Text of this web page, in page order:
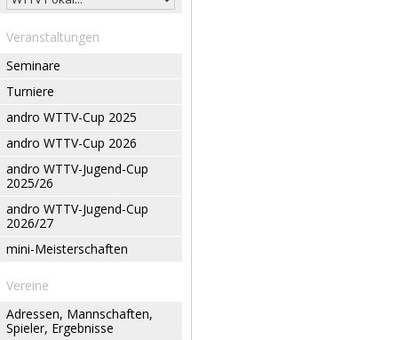
Veranstaltungen
Seminare
Turniere
andro WTTV-Cup 2025
andro WTTV-Cup 2026
andro WTTV-Jugend-Cup
2025/26
andro WTTV-Jugend-Cup
2026/27
mini-Meisterschaften
Vereine
Adressen, Mannschaften,
Spieler, Ergebnisse